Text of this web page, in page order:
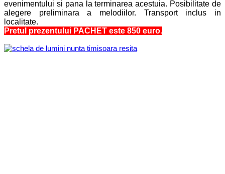
evenimentului si pana la terminarea acestuia. Posibilitate de
alegere preliminara a melodiilor. Transport inclus in
localitate.
Pretul prezentului PACHET este 850 euro.